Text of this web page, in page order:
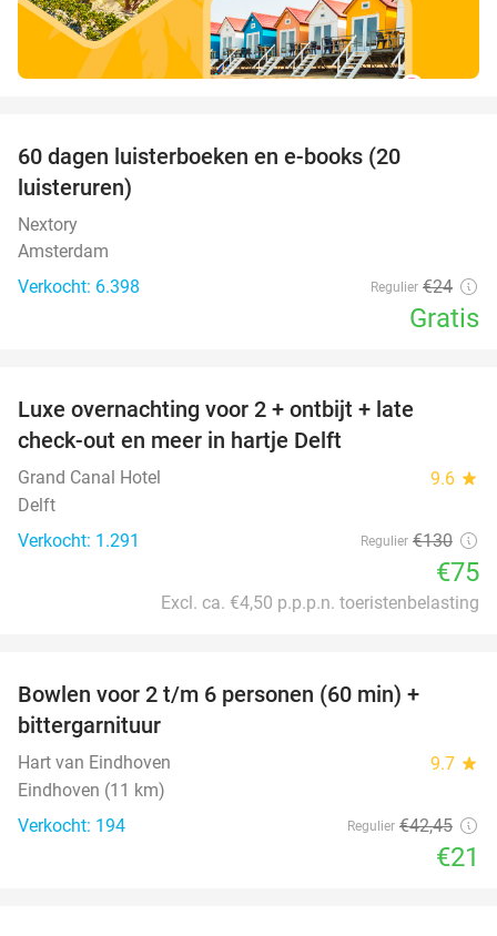
60 dagen luisterboeken en e-books (20
luisteruren)
Nextory
Amsterdam
Verkocht: 6.398
Regulier €24
Gratis
Luxe overnachting voor 2 + ontbijt + late
check-out en meer in hartje Delft
Grand Canal Hotel 9.6 star
Delft
Verkocht: 1.291
Regulier €130
€75
Excl. ca. €4,50 p.p.p.n. toeristenbelasting
Bowlen voor 2 t/m 6 personen (60 min) +
bittergarnituur
Hart van Eindhoven 9.7 star
Eindhoven (11 km)
Verkocht: 194
Regulier €42,45
€21